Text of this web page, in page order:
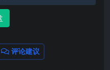
评论建议